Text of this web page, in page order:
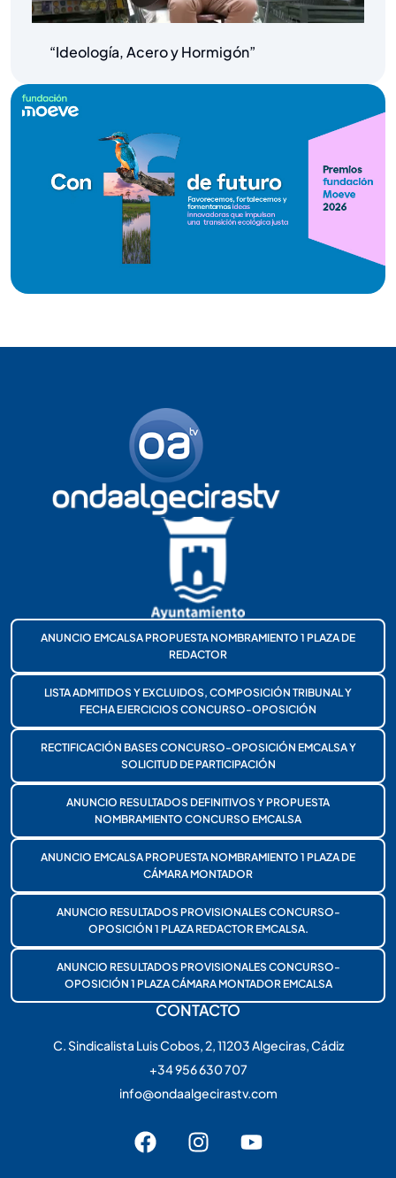
“Ideología, Acero y Hormigón”
ANUNCIO EMCALSA PROPUESTA NOMBRAMIENTO 1 PLAZA DE
REDACTOR
LISTA ADMITIDOS Y EXCLUIDOS, COMPOSICIÓN TRIBUNAL Y
FECHA EJERCICIOS CONCURSO-OPOSICIÓN
RECTIFICACIÓN BASES CONCURSO-OPOSICIÓN EMCALSA Y
SOLICITUD DE PARTICIPACIÓN
ANUNCIO RESULTADOS DEFINITIVOS Y PROPUESTA
NOMBRAMIENTO CONCURSO EMCALSA
ANUNCIO EMCALSA PROPUESTA NOMBRAMIENTO 1 PLAZA DE
CÁMARA MONTADOR
ANUNCIO RESULTADOS PROVISIONALES CONCURSO-
OPOSICIÓN 1 PLAZA REDACTOR EMCALSA.
ANUNCIO RESULTADOS PROVISIONALES CONCURSO-
OPOSICIÓN 1 PLAZA CÁMARA MONTADOR EMCALSA
CONTACTO
C. Sindicalista Luis Cobos, 2, 11203 Algeciras, Cádiz
+34 956 630 707
info@ondaalgecirastv.com